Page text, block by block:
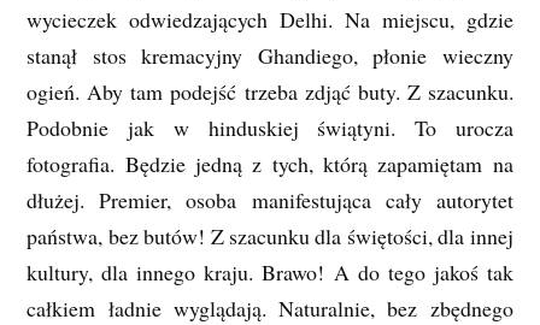
wycieczek odwiedzających Delhi. Na miejscu, gdzie
stanął stos kremacyjny Ghandiego, płonie wieczny
ogień. Aby tam podejść trzeba zdjąć buty. Z szacunku.
Podobnie jak w hinduskiej świątyni. To urocza
fotografia. Będzie jedną z tych, którą zapamiętam na
dłużej. Premier, osoba manifestująca cały autorytet
państwa, bez butów! Z szacunku dla świętości, dla innej
kultury, dla innego kraju. Brawo! A do tego jakoś tak
całkiem ładnie wyglądają. Naturalnie, bez zbędnego